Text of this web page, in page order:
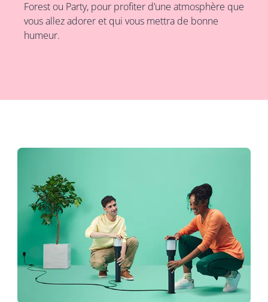
Forest ou Party, pour profiter d’une atmosphère que
vous allez adorer et qui vous mettra de bonne
humeur.